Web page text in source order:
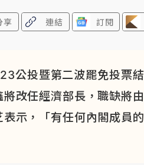
享 連結 訂閱
公投暨第二波罷免投票
改任經濟部長，職缺將
示，「有任何內閣成員